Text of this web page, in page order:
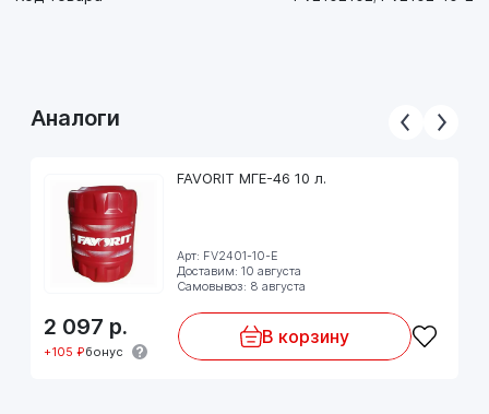
Аналоги
FAVORIT МГЕ-46 10 л.
Арт: FV2401-10-E
Доставим: 10 августа
Самовывоз: 8 августа
2 097 р.
+105 ₽бонус
В корзину